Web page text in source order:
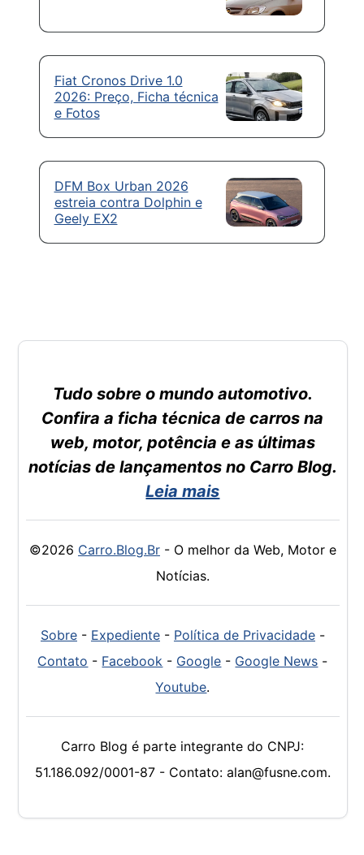
Fiat Cronos Drive 1.0
2026: Preço, Ficha técnica
e Fotos
DFM Box Urban 2026
estreia contra Dolphin e
Geely EX2
Tudo sobre o mundo automotivo.
Confira a ficha técnica de carros na
web, motor, potência e as últimas
notícias de lançamentos no Carro Blog.
Leia mais
©2026 Carro.Blog.Br- O melhor da Web, Motor e
Notícias.
Sobre- Expediente- Política de Privacidade-
Contato - Facebook - Google - Google News -
Youtube.
Carro Blog é parte integrante do CNPJ:
51.186.092/0001-87 - Contato: alan@fusne.com.